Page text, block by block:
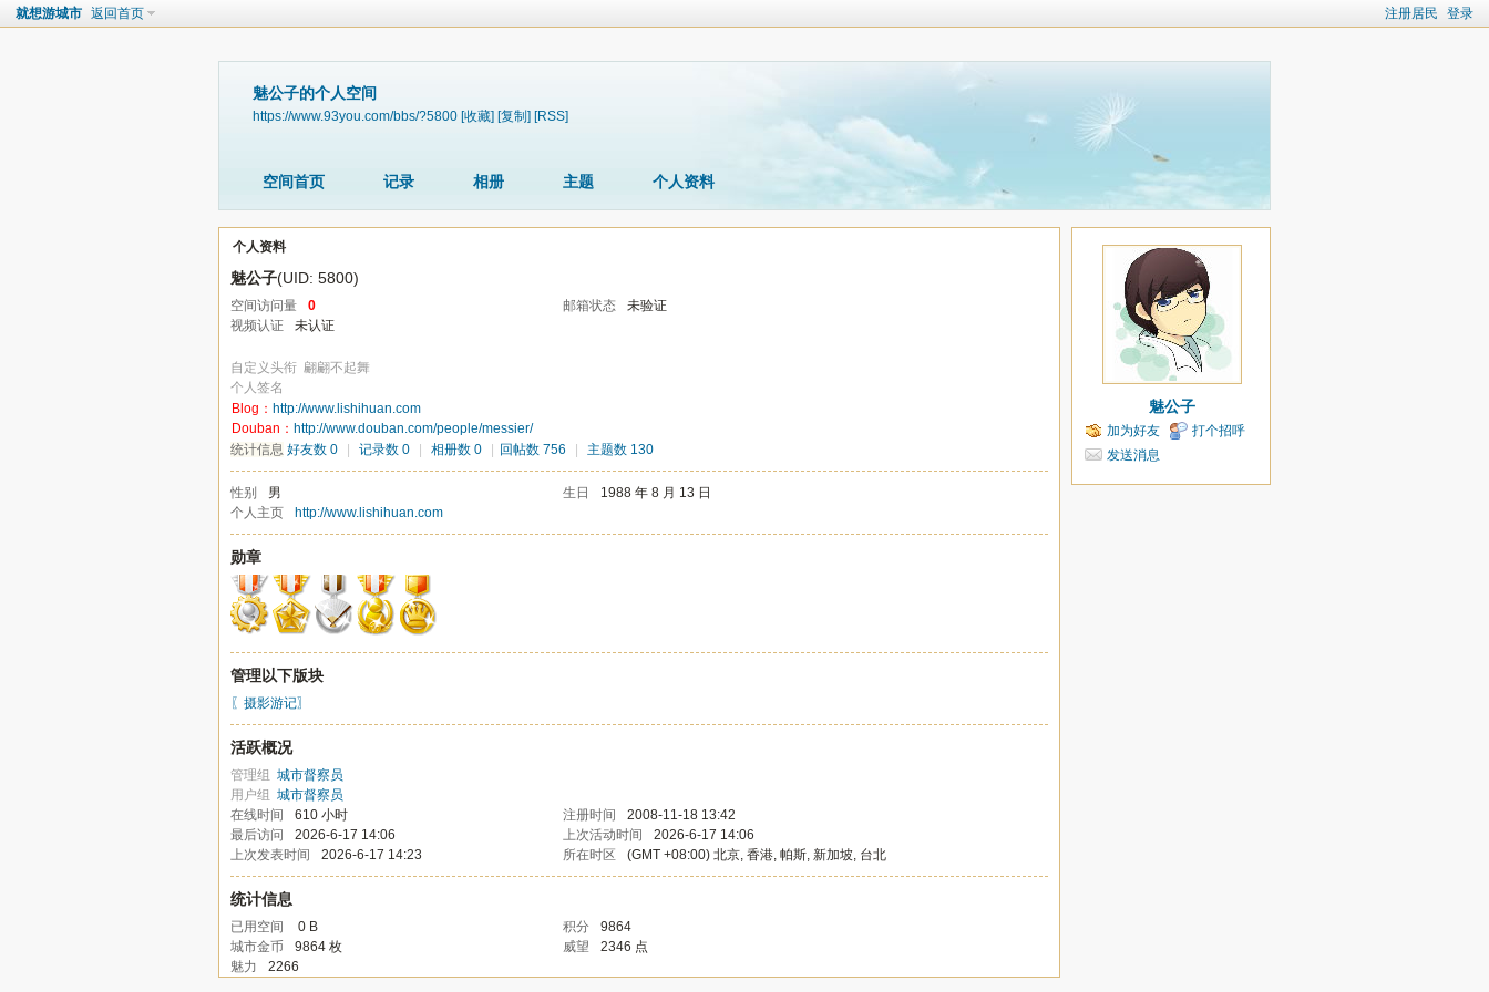
注册居民 登录
就想游城市 返回首页
魅公子的个人空间
https://www.93you.com/bbs/?5800 [收藏] [复制] [RSS]
空间首页 记录 相册 主题 个人资料
个人资料
魅公子(UID: 5800)
空间访问量 0 邮箱状态
未验证
视频认证
未认证
自定义头衔 翩翩不起舞
个人签名
Blog： http://www.lishihuan.com
Douban： http://www.douban.com/people/messier/
统计信息 好友数 0 记录数 0 相册数 0 回帖数 756 主题数 130
性别 男 生日
1988 年 8 月 13 日
个人主页
http://www.lishihuan.com
勋章
管理以下版块
〖摄影游记〗
活跃概况
管理组 城市督察员
用户组 城市督察员
在线时间
610 小时 注册时间
2008-11-18 13:42
最后访问
2026-6-17 14:06 上次活动时间
2026-6-17 14:06
上次发表时间
2026-6-17 14:23 所在时区 (GMT +08:00) 北京, 香港, 帕斯, 新加坡, 台北
统计信息
已用空间 0 B 积分
9864
城市金币
9864 枚 威望
2346 点
魅力
2266
魅公子
加为好友
打个招呼
发送消息